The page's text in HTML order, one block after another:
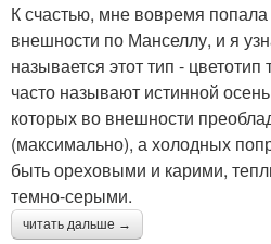
К счастью, мне вовремя
внешности по Манселлу, и я
называется этот тип -
часто называют истинной
которых во внешности
(максимально), а холодных
быть ореховыми и карими,
темно-серыми.
читать дальше →